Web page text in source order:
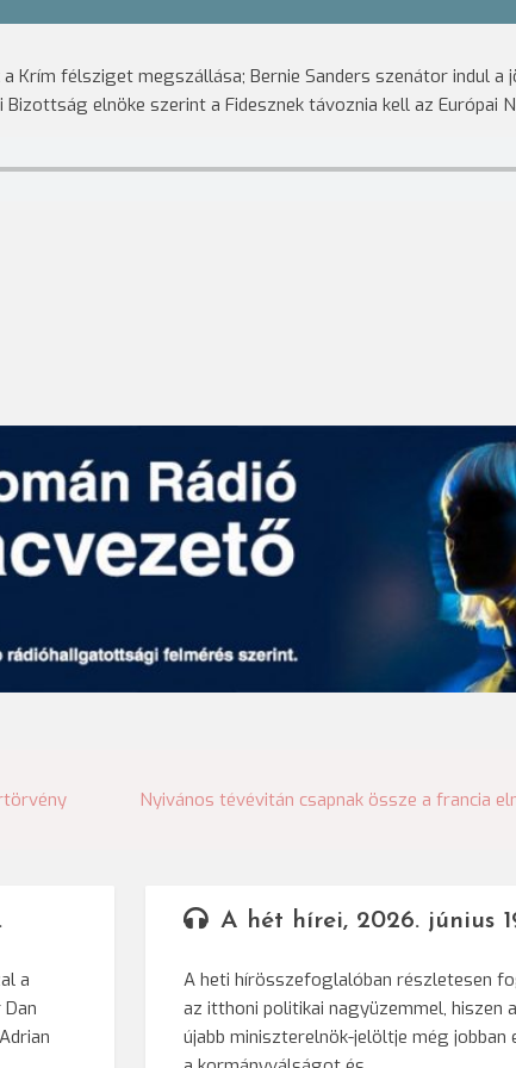
Krím félsziget megszállása; Bernie Sanders szenátor indul a
Bizottság elnöke szerint a Fidesznek távoznia kell az Európai
Nyivános tévévitán csapnak össze a francia
a
A hét hírei, 2026. június
A heti hírösszefoglalóban részletesen
az itthoni politikai nagyüzemmel, hiszen
újabb miniszterelnök-jelöltje még jobban